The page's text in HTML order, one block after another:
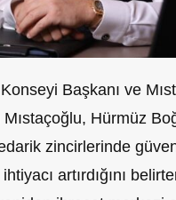
Başkanı ve
Mıstaçoğlu, Hürmüz
zincirlerinde
artırdığını